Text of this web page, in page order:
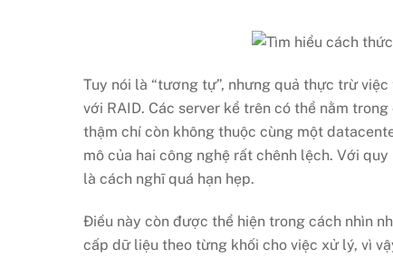
Tuy nói là “tương tự”, nhưng quả thực trừ
với RAID. Các server kể trên có thể nằm
thậm chí còn không thuộc cùng một
mô của hai công nghệ rất chênh lệch. Với
là cách nghĩ quá hạn hẹp.
Điều này còn được thể hiện trong cách nhìn
cấp dữ liệu theo từng khối cho việc xử lý, vì